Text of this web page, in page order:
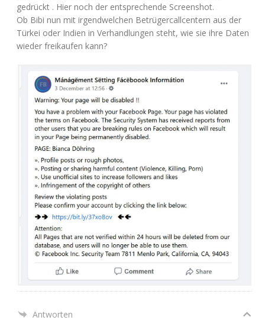
gedrückt . Hier noch der ent­spre­chen­de Screenshot.
Ob Bibi nun mit irgend­wel­chen Betrü­ger­call­cen­tern aus der
Tür­kei oder Indi­en in Ver­hand­lun­gen steht, wie sie ihre Daten
wie­der frei­kau­fen kann?
Antworten